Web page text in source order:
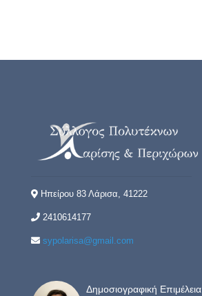
Ηπείρου 83 Λάρισα, 41222
2410614177
sypolarisa@gmail.com
Δημοσιογραφική Επιμέλεια